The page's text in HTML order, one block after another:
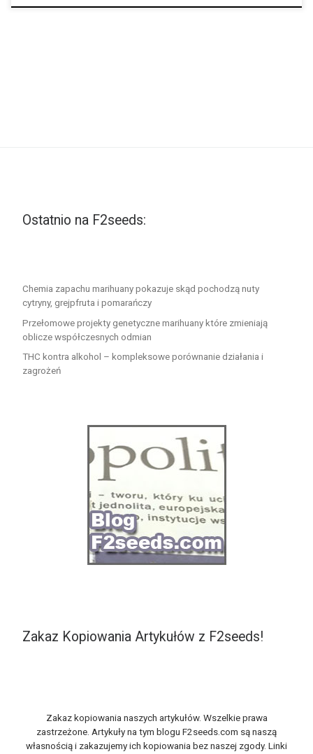
Ostatnio na F2seeds:
Chemia zapachu marihuany pokazuje skąd pochodzą nuty
cytryny, grejpfruta i pomarańczy
Przełomowe projekty genetyczne marihuany które zmieniają
oblicze współczesnych odmian
THC kontra alkohol – kompleksowe porównanie działania i
zagrożeń
Zakaz Kopiowania Artykułów z F2seeds!
Zakaz kopiowania naszych artykułów. Wszelkie prawa
zastrzeżone. Artykuły na tym blogu F2seeds.com są naszą
własnością i zakazujemy ich kopiowania bez naszej zgody. Linki